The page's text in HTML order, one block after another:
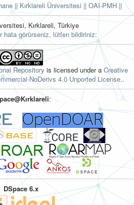
|| Kırklareli Üniversitesi || OAI-PMH ||
Kırklareli, Türkiye
hata görürseniz, lütfen bildiriniz:
Repository is licensed under a Creative
NoDerivs 4.0 Unported License..
:
DSpace 6.x